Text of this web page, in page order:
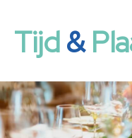
Tijd&